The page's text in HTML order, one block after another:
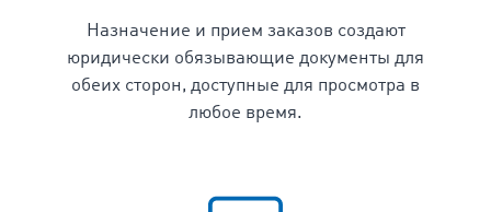
Назначение и прием заказов создают
юридически обязывающие документы для
обеих сторон, доступные для просмотра в
любое время.